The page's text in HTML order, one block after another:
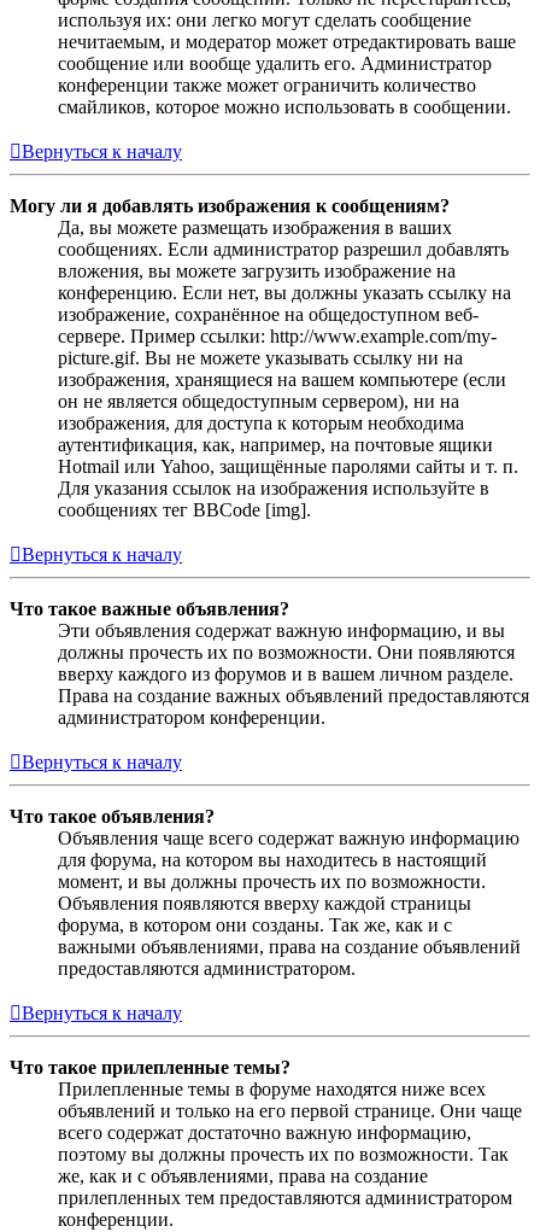
используя их: они легко могут сделать сообщение
нечитаемым, и модератор может отредактировать ваше
сообщение или вообще удалить его. Администратор
конференции также может ограничить количество
смайликов, которое можно использовать в сообщении.
Вернуться к началу
Могу ли я добавлять изображения к сообщениям?
Да, вы можете размещать изображения в ваших
сообщениях. Если администратор разрешил добавлять
вложения, вы можете загрузить изображение на
конференцию. Если нет, вы должны указать ссылку на
изображение, сохранённое на общедоступном веб-
сервере. Пример ссылки: http://www.example.com/my-
picture.gif. Вы не можете указывать ссылку ни на
изображения, хранящиеся на вашем компьютере (если
он не является общедоступным сервером), ни на
изображения, для доступа к которым необходима
аутентификация, как, например, на почтовые ящики
Hotmail или Yahoo, защищённые паролями сайты и т. п.
Для указания ссылок на изображения используйте в
сообщениях тег BBCode [img].
Вернуться к началу
Что такое важные объявления?
Эти объявления содержат важную информацию, и вы
должны прочесть их по возможности. Они появляются
вверху каждого из форумов и в вашем личном разделе.
Права на создание важных объявлений предоставляются
администратором конференции.
Вернуться к началу
Что такое объявления?
Объявления чаще всего содержат важную информацию
для форума, на котором вы находитесь в настоящий
момент, и вы должны прочесть их по возможности.
Объявления появляются вверху каждой страницы
форума, в котором они созданы. Так же, как и с
важными объявлениями, права на создание объявлений
предоставляются администратором.
Вернуться к началу
Что такое прилепленные темы?
Прилепленные темы в форуме находятся ниже всех
объявлений и только на его первой странице. Они чаще
всего содержат достаточно важную информацию,
поэтому вы должны прочесть их по возможности. Так
же, как и с объявлениями, права на создание
прилепленных тем предоставляются администратором
конференции.